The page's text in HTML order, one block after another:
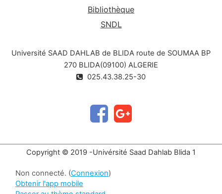
Bibliothèque
SNDL
Université SAAD DAHLAB de BLIDA route de SOUMAA BP
270 BLIDA(09100) ALGERIE
025.43.38.25-30
Copyright © 2019 -Univérsité Saad Dahlab Blida 1
Non connecté. (Connexion)
Obtenir l'app mobile